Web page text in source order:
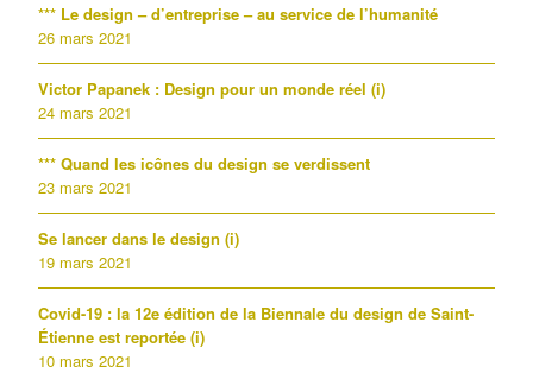
*** Le design – d’entreprise – au service de l’humanité
26 mars 2021
Victor Papanek : Design pour un monde réel (i)
24 mars 2021
*** Quand les icônes du design se verdissent
23 mars 2021
Se lancer dans le design (i)
19 mars 2021
Covid-19 : la 12e édition de la Biennale du design de Saint-
Étienne est reportée (i)
10 mars 2021